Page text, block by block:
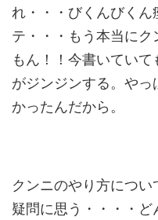
れ・・・びくんびく
テ・・・もう本当に
もん！！今書いてい
がジンジンする。や
かったんだから。
クンニのやり方につ
疑問に思う・・・・